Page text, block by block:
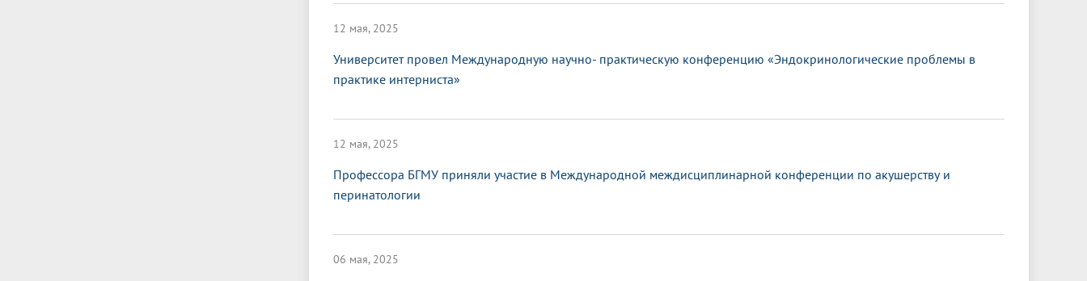
12 мая, 2025
Университет провел Международную научно- практическую конференцию «Эндокринологические проблемы в
практике интерниста»
12 мая, 2025
Профессора БГМУ приняли участие в Международной междисциплинарной конференции по акушерству и
перинатологии
06 мая, 2025